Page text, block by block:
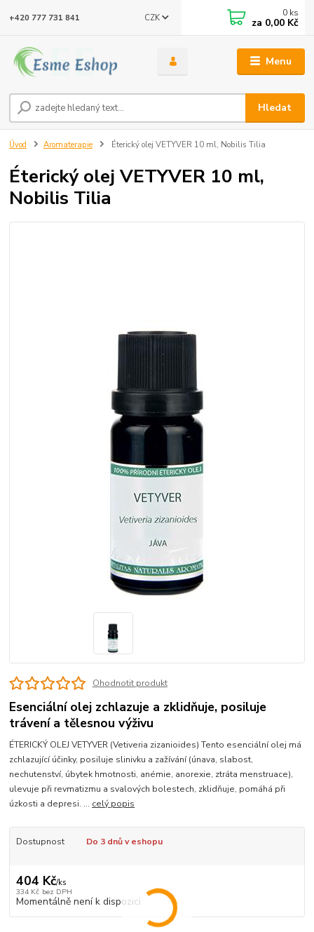
Menu
CZK
Hledat
+420 777 731 841 0 ks
za 0,00 Kč
Úvod Aromaterapie Éterický olej VETYVER 10 ml, Nobilis Tilia
Éterický olej VETYVER 10 ml,
Nobilis Tilia
Ohodnotit produkt
Esenciální olej zchlazuje a zklidňuje, posiluje
trávení a tělesnou výživu
ÉTERICKÝ OLEJ VETYVER (Vetiveria zizanioides) Tento esenciální olej má
zchlazující účinky, posiluje slinivku a zažívání (únava, slabost,
nechutenství, úbytek hmotnosti, anémie, anorexie, ztráta menstruace),
ulevuje při revmatizmu a svalových bolestech, zklidňuje, pomáhá při
úzkosti a depresi. ... celý popis
Dostupnost Do 3 dnů v eshopu
404 Kč/ks
334 Kč bez DPH
Momentálně není k dispozici